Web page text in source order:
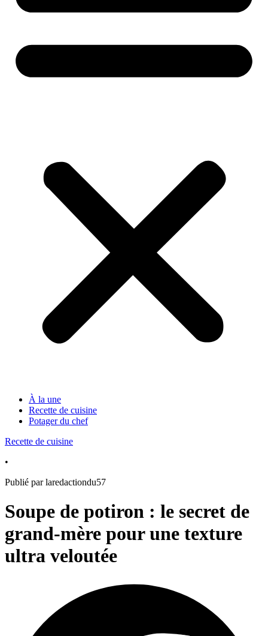
À la une
Recette de cuisine
Potager du chef
Recette de cuisine
•
Publié par laredactiondu57
Soupe de potiron : le secret de
grand-mère pour une texture
ultra veloutée